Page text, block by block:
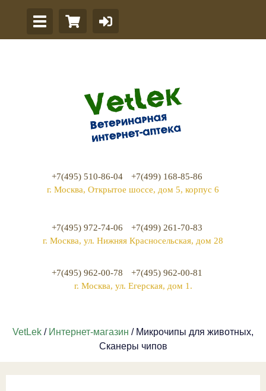
+7(495) 510-86-04
+7(499) 168-85-86
г. Москва, Открытое шоссе, дом 5, корпус 6
+7(495) 972-74-06
+7(499) 261-70-83
г. Москва, ул. Нижняя Красносельская, дом 28
+7(495) 962-00-78
+7(495) 962-00-81
г. Москва, ул. Егерская, дом 1.
VetLek / Интернет-магазин / Микрочипы для животных,
Сканеры чипов